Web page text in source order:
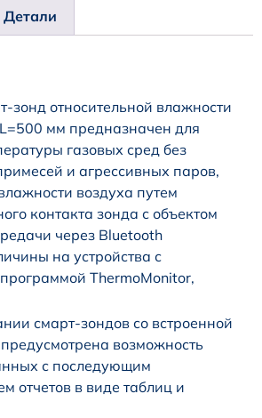
Детали
относительной влажности
мм предназначен для
газовых сред без
и агрессивных паров,
воздуха путем
контакта зонда с объектом
через Bluetooth
на устройства с
ThermoMonitor,
смарт-зондов со встроенной
возможность
с последующим
отчетов в виде таблиц и